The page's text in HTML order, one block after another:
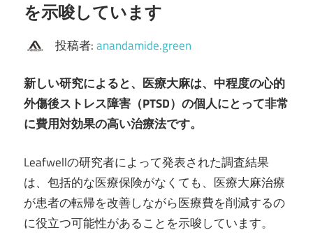
を示唆しています
投稿者:anandamide.green
新しい研究によると、医療大麻は、中程度の心的
外傷後ストレス障害（PTSD）の個人にとって非常
に費用対効果の高い治療法です。
Leafwellの研究者によって発表された調査結果
は、包括的な医療保険がなくても、医療大麻治療
が患者の転帰を改善しながら医療費を削減するの
に役立つ可能性があることを示唆しています。